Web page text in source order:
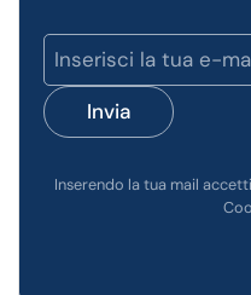
Invia
Inserendo la tua mail